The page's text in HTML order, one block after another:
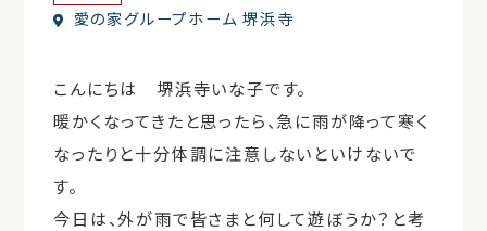
愛の家グループホーム 堺浜寺
こんにちは 堺浜寺いな子です。
暖かくなってきたと思ったら、急に雨が降って寒く
なったりと十分体調に注意しないといけないで
す。
今日は、外が雨で皆さまと何して遊ぼうか？と考